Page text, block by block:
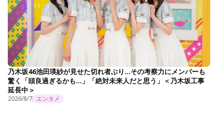
乃木坂46池田瑛紗が見せた切れ者ぶり…その考察力にメンバーも
驚く「頭良過ぎるかも…」「絶対未来人だと思う」＜乃木坂工事
延長中＞
2026/8/7 エンタメ